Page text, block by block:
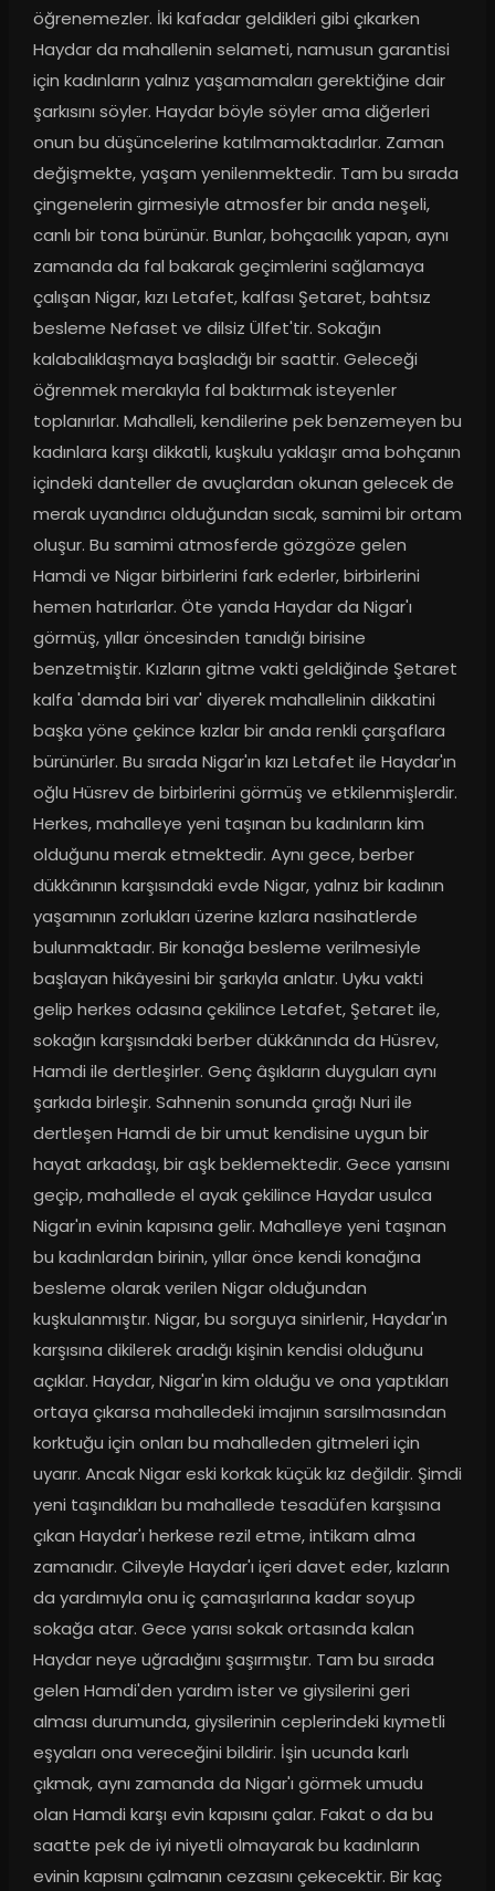
öğrenemezler. İki kafadar geldikleri gibi çıkarken
Haydar da mahallenin selameti, namusun garantisi
için kadınların yalnız yaşamamaları gerektiğine dair
şarkısını söyler. Haydar böyle söyler ama diğerleri
onun bu düşüncelerine katılmamaktadırlar. Zaman
değişmekte, yaşam yenilenmektedir. Tam bu sırada
çingenelerin girmesiyle atmosfer bir anda neşeli,
canlı bir tona bürünür. Bunlar, bohçacılık yapan, aynı
zamanda da fal bakarak geçimlerini sağlamaya
çalışan Nigar, kızı Letafet, kalfası Şetaret, bahtsız
besleme Nefaset ve dilsiz Ülfet'tir. Sokağın
kalabalıklaşmaya başladığı bir saattir. Geleceği
öğrenmek merakıyla fal baktırmak isteyenler
toplanırlar. Mahalleli, kendilerine pek benzemeyen bu
kadınlara karşı dikkatli, kuşkulu yaklaşır ama bohçanın
içindeki danteller de avuçlardan okunan gelecek de
merak uyandırıcı olduğundan sıcak, samimi bir ortam
oluşur. Bu samimi atmosferde gözgöze gelen
Hamdi ve Nigar birbirlerini fark ederler, birbirlerini
hemen hatırlarlar. Öte yanda Haydar da Nigar'ı
görmüş, yıllar öncesinden tanıdığı birisine
benzetmiştir. Kızların gitme vakti geldiğinde Şetaret
kalfa 'damda biri var' diyerek mahallelinin dikkatini
başka yöne çekince kızlar bir anda renkli çarşaflara
bürünürler. Bu sırada Nigar'ın kızı Letafet ile Haydar'ın
oğlu Hüsrev de birbirlerini görmüş ve etkilenmişlerdir.
Herkes, mahalleye yeni taşınan bu kadınların kim
olduğunu merak etmektedir. Aynı gece, berber
dükkânının karşısındaki evde Nigar, yalnız bir kadının
yaşamının zorlukları üzerine kızlara nasihatlerde
bulunmaktadır. Bir konağa besleme verilmesiyle
başlayan hikâyesini bir şarkıyla anlatır. Uyku vakti
gelip herkes odasına çekilince Letafet, Şetaret ile,
sokağın karşısındaki berber dükkânında da Hüsrev,
Hamdi ile dertleşirler. Genç âşıkların duyguları aynı
şarkıda birleşir. Sahnenin sonunda çırağı Nuri ile
dertleşen Hamdi de bir umut kendisine uygun bir
hayat arkadaşı, bir aşk beklemektedir. Gece yarısını
geçip, mahallede el ayak çekilince Haydar usulca
Nigar'ın evinin kapısına gelir. Mahalleye yeni taşınan
bu kadınlardan birinin, yıllar önce kendi konağına
besleme olarak verilen Nigar olduğundan
kuşkulanmıştır. Nigar, bu sorguya sinirlenir, Haydar'ın
karşısına dikilerek aradığı kişinin kendisi olduğunu
açıklar. Haydar, Nigar'ın kim olduğu ve ona yaptıkları
ortaya çıkarsa mahalledeki imajının sarsılmasından
korktuğu için onları bu mahalleden gitmeleri için
uyarır. Ancak Nigar eski korkak küçük kız değildir. Şimdi
yeni taşındıkları bu mahallede tesadüfen karşısına
çıkan Haydar'ı herkese rezil etme, intikam alma
zamanıdır. Cilveyle Haydar'ı içeri davet eder, kızların
da yardımıyla onu iç çamaşırlarına kadar soyup
sokağa atar. Gece yarısı sokak ortasında kalan
Haydar neye uğradığını şaşırmıştır. Tam bu sırada
gelen Hamdi'den yardım ister ve giysilerini geri
alması durumunda, giysilerinin ceplerindeki kıymetli
eşyaları ona vereceğini bildirir. İşin ucunda karlı
çıkmak, aynı zamanda da Nigar'ı görmek umudu
olan Hamdi karşı evin kapısını çalar. Fakat o da bu
saatte pek de iyi niyetli olmayarak bu kadınların
evinin kapısını çalmanın cezasını çekecektir. Bir kaç